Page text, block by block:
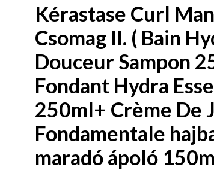
Kérastase Curl
Csomag II. ( Bain
Douceur Sampon
Fondant Hydra
250ml+ Crème De
Fondamentale
maradó ápoló